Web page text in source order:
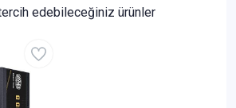
edebileceğiniz ürünler